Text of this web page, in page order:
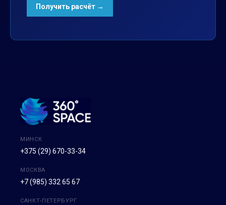
МИНСК
+375 (29) 670-33-34
МОСКВА
+7 (985) 332 65 67
САНКТ-ПЕТЕРБУРГ